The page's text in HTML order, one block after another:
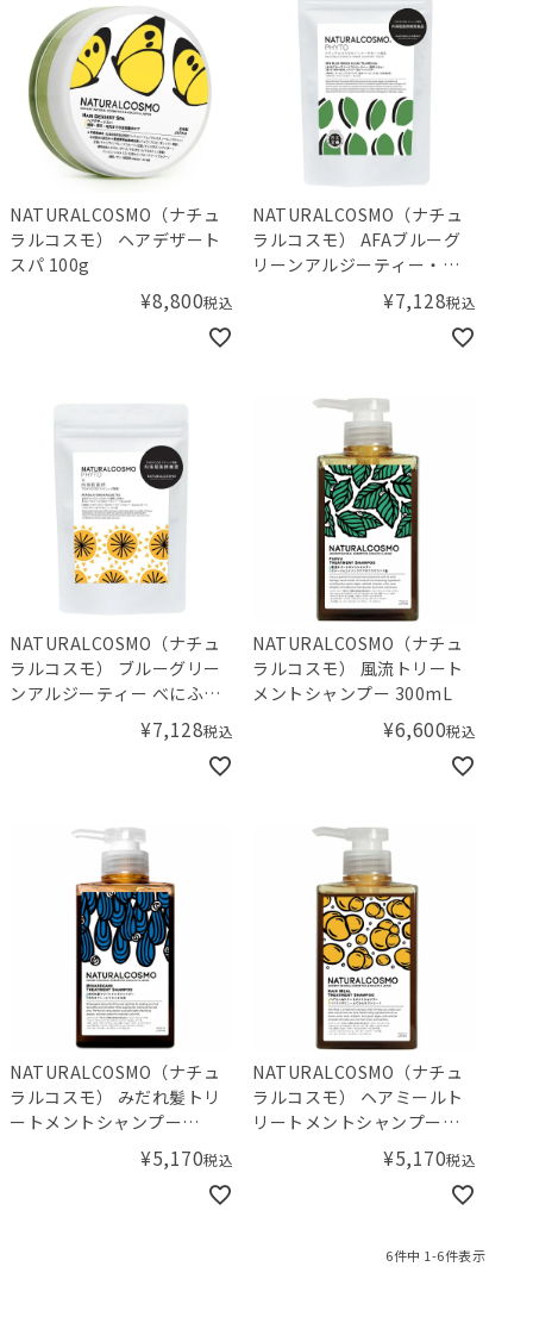
NATURALCOSMO（ナチュ
ラルコスモ） ヘアデザート
スパ 100g
¥8,800税込
NATURALCOSMO（ナチュ
ラルコスモ） AFAブルーグ
リーンアルジーティー・藻
¥7,128税込
NATURALCOSMO（ナチュ
ラルコスモ） ブルーグリー
ンアルジーティー べにふう
¥7,128税込
NATURALCOSMO（ナチュ
ラルコスモ） 風流トリート
メントシャンプー 300mL
¥6,600税込
NATURALCOSMO（ナチュ
ラルコスモ） みだれ髪トリ
ートメントシャンプー
¥5,170税込
NATURALCOSMO（ナチュ
ラルコスモ） ヘアミールト
リートメントシャンプー
¥5,170税込
6件中 1-6件表示